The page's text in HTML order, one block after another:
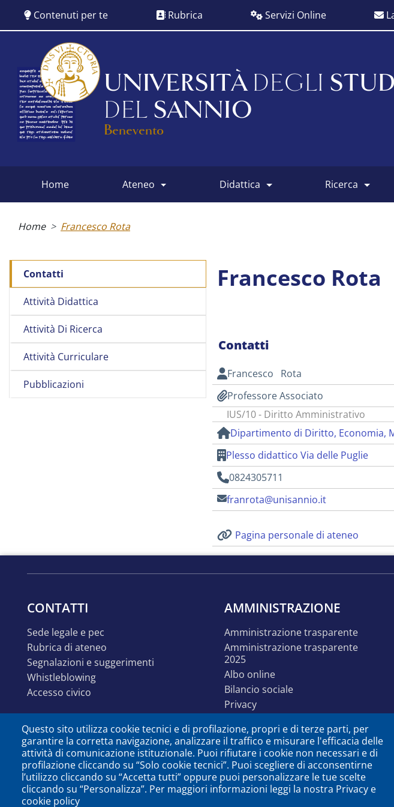
contenuto
Contenuti per te Rubrica Servizi Online
UNIVERSITÀ DEGLI
DEL SANNIO
Benevento
menu
home ateneo didattica ricerca
Home Francesco Rota
Contatti
Attività Didattica
Attività Di Ricerca
Attività Curriculare
Pubblicazioni
Francesco Rota
Contatti
Francesco Rota
Professore Associato
IUS/10 - Diritto Amministrativo
Dipartimento di Diritto, Economia,
Plesso didattico Via delle Puglie
0824305711
franrota@unisannio.it
Pagina personale di ateneo
CONTATTI
sede legale e pec
rubrica di ateneo
segnalazioni e suggerimenti
whistleblowing
accesso civico
AMMINISTRAZIONE
amministrazione trasparente
amministrazione trasparente
2025
albo online
bilancio sociale
privacy
accessibilità
disabilità o dsa
identità e linee guida
comunicazione
open data
Questo sito utilizza cookie tecnici e di profilazione, propri e di terze parti, per
garantire la corretta navigazione, analizzare il traffico e misurare l'efficacia delle
attività di comunicazione istituzionale. Puoi rifiutare i cookie non necessari e di
profilazione cliccando su “Solo cookie tecnici”. Puoi scegliere di acconsentirne
l’utilizzo cliccando su “Accetta tutti” oppure puoi personalizzare le tue scelte
cliccando su “Personalizza”. Per maggiori informazioni leggi la nostra Privacy e
cookie policy